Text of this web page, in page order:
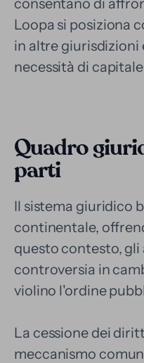
consentano di
Loopa si posiziona
in altre giurisdizioni
necessità di
Quadro
parti
Il sistema giuridico
continentale,
questo contesto,
controversia in
violino l'ordine
La cessione dei
meccanismo